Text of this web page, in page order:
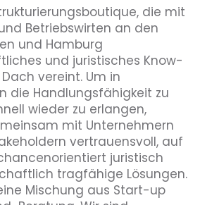
die mit
Betriebswirten an den
und Hamburg
und juristisches Know-
vereint. Um in
die Handlungsfähigkeit zu
wieder zu erlangen,
mit Unternehmern
vertrauensvoll, auf
juristisch
tragfähige Lösungen.
Mischung aus Start-up